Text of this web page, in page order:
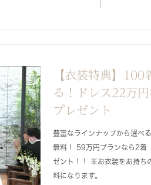
【衣装特典】100
る！ドレス22万
プレゼント
豊富なラインナップから選べ
無料！ 59万円プランなら2着
ゼント！！ ※お衣装をお持ち
料になります。